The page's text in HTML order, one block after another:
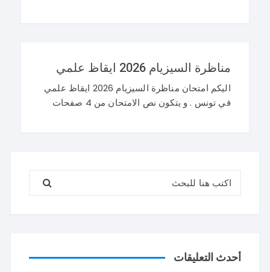
مناظرة السيزيام 2026 ايقاظ علمي
اليكم امتحان مناظرة السيزيام 2026 ايقاظ علمي
في تونس . و يتكون نص الامتحان من 4 صفحات
البحث عن:
أحدث التعليقات